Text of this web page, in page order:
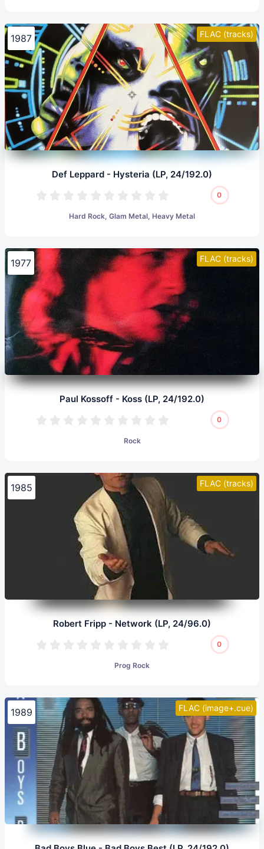
FLAC (tracks)
1987
Def Leppard - Hysteria (LP, 24/192.0)
0
Hard Rock, Glam Metal, Heavy Metal
FLAC (tracks)
1977
Paul Kossoff - Koss (LP, 24/192.0)
0
Rock
FLAC (tracks)
1985
Robert Fripp - Network (LP, 24/96.0)
0
Prog Rock
FLAC (image+.cue)
1989